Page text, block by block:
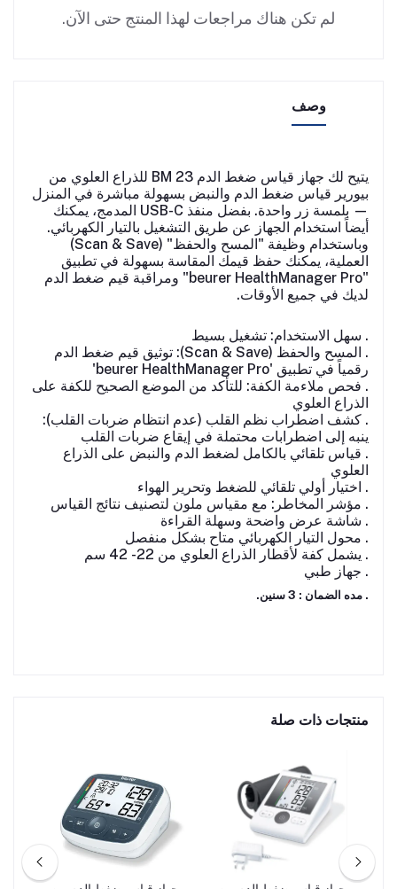
لم تكن هناك مراجعات لهذا المنتج حتى الآن.
وصف
يتيح لك جهاز قياس ضغط الدم BM 23 للذراع العلوي من
بيورير قياس ضغط الدم والنبض بسهولة مباشرة في المنزل
— بلمسة زر واحدة. بفضل منفذ USB-C المدمج، يمكنك
أيضاً استخدام الجهاز عن طريق التشغيل بالتيار الكهربائي.
وباستخدام وظيفة "المسح والحفظ" (Scan & Save)
العملية، يمكنك حفظ قيمك المقاسة بسهولة في تطبيق
"beurer HealthManager Pro" ومراقبة قيم ضغط الدم
لديك في جميع الأوقات.
. سهل الاستخدام: تشغيل بسيط
. المسح والحفظ (Scan & Save): توثيق قيم ضغط الدم
رقمياً في تطبيق 'beurer HealthManager Pro'
. فحص ملاءمة الكفة: للتأكد من الموضع الصحيح للكفة على
الذراع العلوي
. كشف اضطراب نظم القلب (عدم انتظام ضربات القلب):
ينبه إلى اضطرابات محتملة في إيقاع ضربات القلب
. قياس تلقائي بالكامل لضغط الدم والنبض على الذراع
العلوي
. اختيار أولي تلقائي للضغط وتحرير الهواء
. مؤشر المخاطر: مع مقياس ملون لتصنيف نتائج القياس
. شاشة عرض واضحة وسهلة القراءة
. محول التيار الكهربائي متاح بشكل منفصل
. يشمل كفة لأقطار الذراع العلوي من 22 - 42 سم
. جهاز طبي
. مده الضمان : 3 سنين.
منتجات ذات صلة